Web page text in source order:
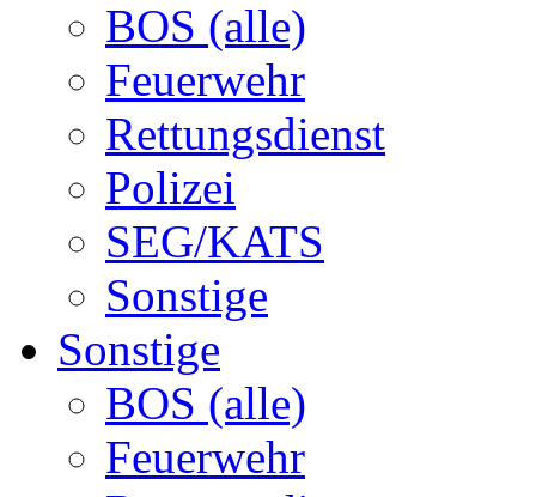
BOS (alle)
Feuerwehr
Rettungsdienst
Polizei
SEG/KATS
Sonstige
Sonstige
BOS (alle)
Feuerwehr